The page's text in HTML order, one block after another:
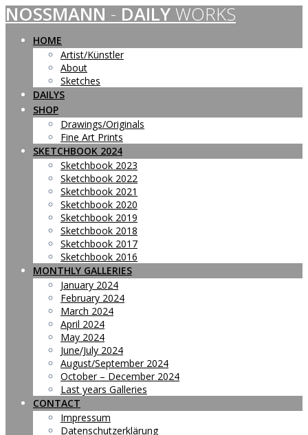
Skip
to
content
NOSSMANN - DAILY WORKS
HOME
Artist/Künstler
About
Sketches
DAILYS
SHOP
Drawings/Originals
Fine Art Prints
SKETCHBOOK 2024
Sketchbook 2023
Sketchbook 2022
Sketchbook 2021
Sketchbook 2020
Sketchbook 2019
Sketchbook 2018
Sketchbook 2017
Sketchbook 2016
MONTHLY GALLERIES
January 2024
February 2024
March 2024
April 2024
May 2024
June/July 2024
August/September 2024
October – December 2024
Last years Galleries
CONTACT
Impressum
Datenschutzerklärung